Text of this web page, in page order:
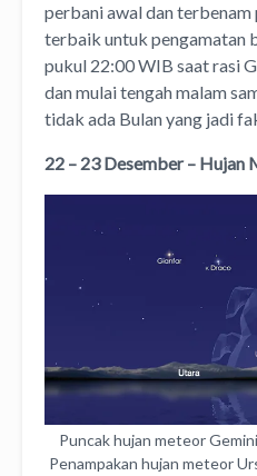
perbani awal dan
terbaik untuk pengamatan
pukul 22:00 WIB saat rasi
dan mulai tengah malam
tidak ada Bulan yang jadi
22 – 23 Desember – Hujan
Puncak hujan meteor
Penampakan hujan meteor